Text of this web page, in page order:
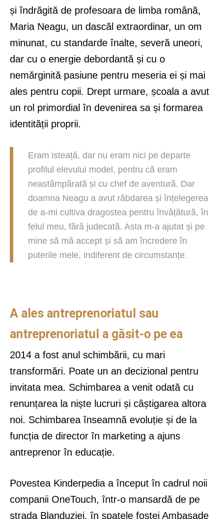
și îndrăgită de profesoara de limba română,
Maria Neagu, un dascăl extraordinar, un om
minunat, cu standarde înalte, severă uneori,
dar cu o energie debordantă și cu o
nemărginită pasiune pentru meseria ei și mai
ales pentru copii. Drept urmare, școala a avut
un rol primordial în devenirea sa și formarea
identității proprii.
Eram isteață, dar nu eram nici pe departe
profilul elevului model, pentru că eram
neastâmpărată și cu chef de aventură. Dar
doamna Neagu a avut răbdarea și înțelegerea
de a-mi cultiva dragostea pentru învățătură, în
felul meu, fără judecată. Asta m-a ajutat și pe
mine să mă accept și să am încredere în
puterile mele, indiferent de circumstanțe.
A ales antreprenoriatul sau
antreprenoriatul a găsit-o pe ea
2014 a fost anul schimbării, cu mari
transformări. Poate un an decizional pentru
invitata mea. Schimbarea a venit odată cu
renunțarea la niște lucruri și câștigarea altora
noi. Schimbarea înseamnă evoluție și de la
funcția de director în marketing a ajuns
antreprenor în educație.
Povestea Kinderpedia a început în cadrul noii
companii OneTouch, într-o mansardă de pe
strada Blanduziei, în spatele fostei Ambasade